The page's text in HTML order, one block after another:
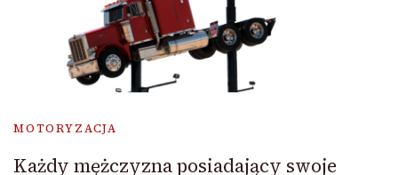
MOTORYZACJA
Każdy mężczyzna posiadający swoje